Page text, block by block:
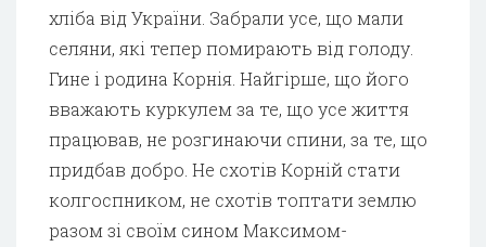
хліба від України. Забрали усе, що мали
селяни, які тепер помирають від голоду.
Гине і родина Корнія. Найгірше, що його
вважають куркулем за те, що усе життя
працював, не розгинаючи спини, за те, що
придбав добро. Не схотів Корній стати
колгоспником, не схотів топтати землю
разом зі своїм сином Максимом-